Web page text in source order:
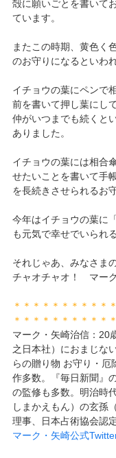
殻に願いごとを書いて
ています。
またこの時期、黄色く
のお守りになるといわ
イチョウの葉にペンで
前を書いて押し葉にし
仲がいつまでも続くと
ありました。
イチョウの葉には相合
せたいことを書いて手
を長続きさせられるお
今年はイチョウの葉に
も元気で幸せでいられ
それじゃあ、みなさま
チャオチャオ！ マーク
＊＊＊＊＊＊＊＊＊＊
＊＊＊＊＊＊＊＊＊＊
マーク・矢崎治信：20
之日本社）におまじな
らの贈り物 お守り・厄
作多数。『毎日新聞』
の監修も多数。明治時
しまかえもん）の玄孫
理事、日本占術協会認
マーク・矢崎公式